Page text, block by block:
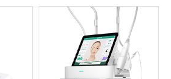
）
合わ
た
サイノシュア社が開発した、
世界で唯一の755nm波長を誇
るプレミアムトーニングレー
ザー